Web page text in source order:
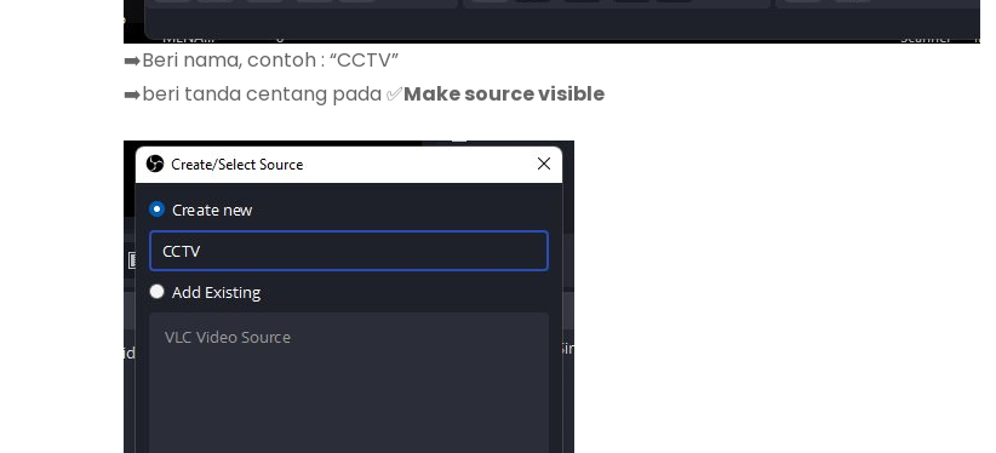
➡️Beri nama, contoh : “CCTV”
➡️beri tanda centang pada ✅Make source visible